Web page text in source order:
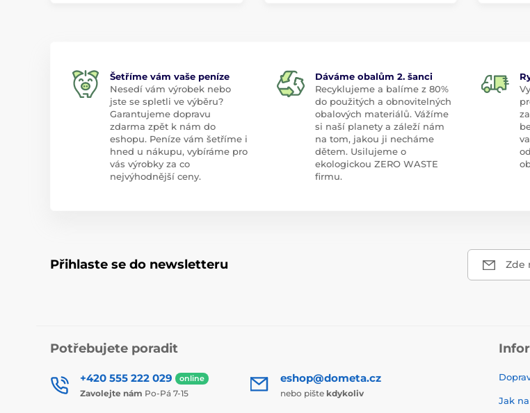
Šetříme vám vaše peníze
Nesedí vám výrobek nebo
jste se spletli ve výběru?
Garantujeme dopravu
zdarma zpět k nám do
eshopu. Peníze vám šetříme i
hned u nákupu, vybíráme pro
vás výrobky za co
nejvýhodnější ceny.
Dáváme obalům 2. šanci
Recyklujeme a balíme z 80%
do použitých a obnovitelných
obalových materiálů. Vážíme
si naší planety a záleží nám
na tom, jakou ji necháme
dětem. Usilujeme o
ekologickou ZERO WASTE
firmu.
Přihlaste se do newsletteru Zde
Potřebujete poradit
+420 555 222 029 online
Zavolejte nám Po-Pá 7-15
eshop@dometa.cz
nebo pište kdykoliv
Jak